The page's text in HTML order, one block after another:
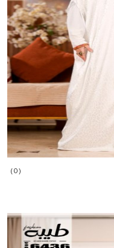
(0)